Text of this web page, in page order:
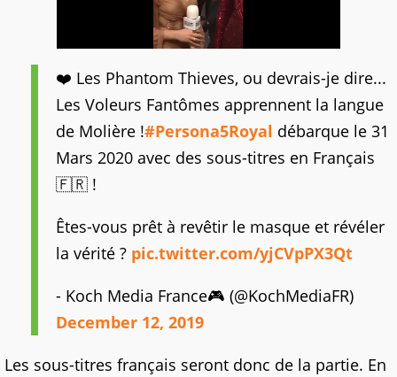
❤️ Les Phantom Thieves, ou devrais-je dire...
Les Voleurs Fantômes apprennent la langue
de Molière !#Persona5Royal débarque le 31
Mars 2020 avec des sous-titres en Français
🇫🇷 !
Êtes-vous prêt à revêtir le masque et révéler
la vérité ? pic.twitter.com/yjCVpPX3Qt
- Koch Media France🎮 (@KochMediaFR)
December 12, 2019
Les sous-titres français seront donc de la partie. En